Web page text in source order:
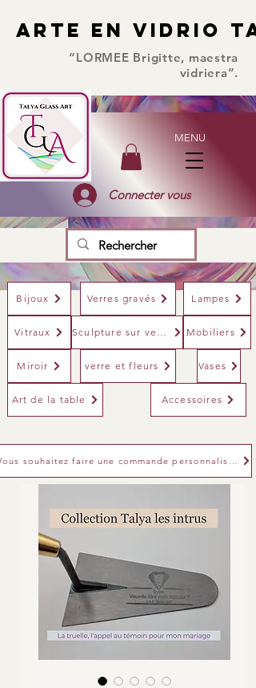
ARTE EN VIDRIO
ARTE EN VIDRIO
“LORMEE Brigitte, maestra
vidriera”.
MENU
Connecter vous
Bijoux Verres gravés Lampes
Vitraux Sculpture sur verre Mobiliers
Miroir verre et fleurs Vases
Art de la table Accessoires